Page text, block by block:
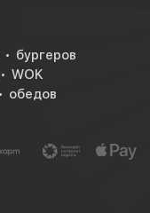
бургеров
WOK
обедов